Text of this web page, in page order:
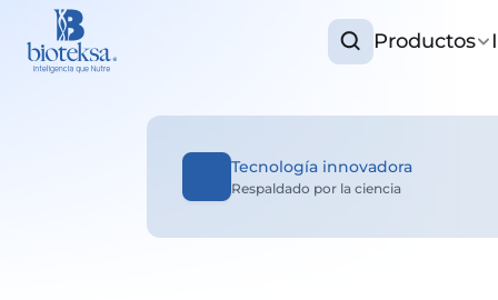
Productos
Tecnología innovadora
Respaldado por la ciencia